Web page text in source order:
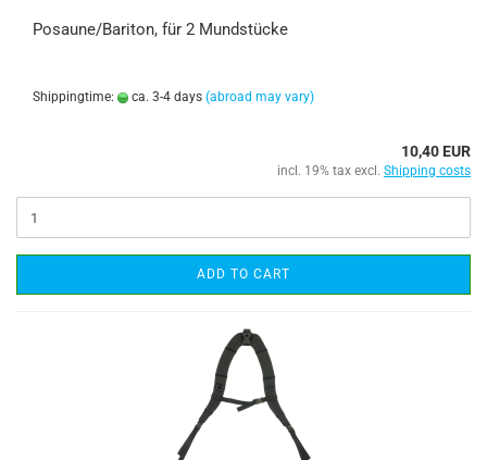
Posaune/Bariton, für 2 Mundstücke
Shippingtime: ca. 3-4 days (abroad may vary)
10,40 EUR
incl. 19% tax excl. Shipping costs
ADD TO CART